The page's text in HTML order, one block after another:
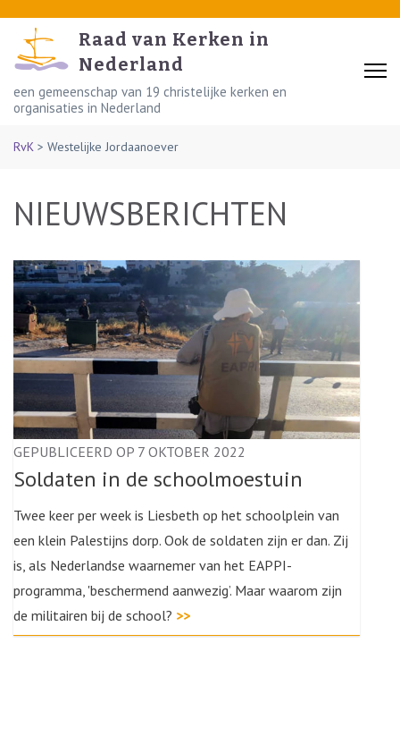
content
(Press
Enter)
Raad van Kerken in
Nederland
een gemeenschap van 19 christelijke kerken en
organisaties in Nederland
RvK > Westelijke Jordaanoever
NIEUWSBERICHTEN
GEPUBLICEERD OP 7 OKTOBER 2022
Soldaten in de schoolmoestuin
Twee keer per week is Liesbeth op het schoolplein van
een klein Palestijns dorp. Ook de soldaten zijn er dan. Zij
is, als Nederlandse waarnemer van het EAPPI-
programma, 'beschermend aanwezig’. Maar waarom zijn
de militairen bij de school? >>